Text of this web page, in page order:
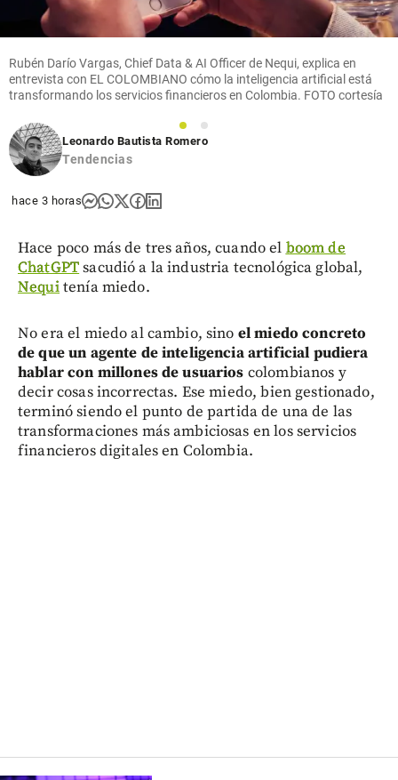
semestre
de 2026
hace 10
horas
share
Rubén Darío Vargas, Chief Data & AI Officer de Nequi, explica en
entrevista con EL COLOMBIANO cómo la inteligencia artificial está
transformando los servicios financieros en Colombia. FOTO cortesía
1
2
Leonardo Bautista Romero
Tendencias
hace 3 horas
Hace poco más de tres años, cuando el boom de
ChatGPTsacudió a la industria tecnológica global,
Nequitenía miedo.
No era el miedo al cambio, sino el miedo concreto
de que un agente de inteligencia artificial pudiera
hablar con millones de usuarios colombianos y
decir cosas incorrectas. Ese miedo, bien gestionado,
terminó siendo el punto de partida de una de las
transformaciones más ambiciosas en los servicios
financieros digitales en Colombia.